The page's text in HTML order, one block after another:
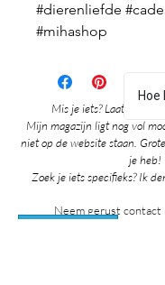
#dierenliefde
#mihashop
Mis je iets? Laat het me
Mijn magazijn ligt nog vol
niet op de website staan.
je heb!
Zoek je iets specifieks? Ik
Neem gerust contact
Contact pagina
Hoe